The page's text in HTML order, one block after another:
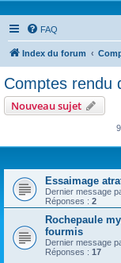
FAQ
Index du forum
Comptes rendu
Nouveau sujet
Essaimage
Dernier message
Réponses : 2
Rochepaule
fourmis
Dernier message
Réponses : 17